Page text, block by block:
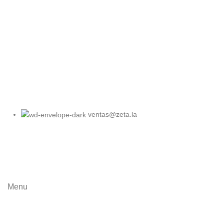
ventas@zeta.la
Menu